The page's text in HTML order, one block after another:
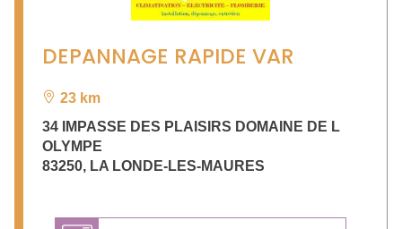
DEPANNAGE RAPIDE VAR
23 km
34 IMPASSE DES PLAISIRS DOMAINE DE L
OLYMPE
83250, LA LONDE-LES-MAURES